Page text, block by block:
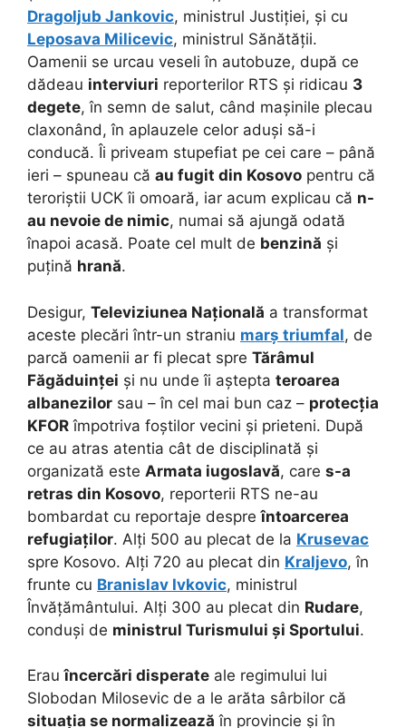
Dragoljub Jankovic, ministrul Justiției, și cu
Leposava Milicevic, ministrul Sănătății.
Oamenii se urcau veseli în autobuze, după ce
dădeau interviuri reporterilor RTS și ridicau 3
degete, în semn de salut, când mașinile plecau
claxonând, în aplauzele celor aduși să-i
conducă. Îi priveam stupefiat pe cei care – până
ieri – spuneau că au fugit din Kosovo pentru că
teroriștii UCK îi omoară, iar acum explicau că n-
au nevoie de nimic, numai să ajungă odată
înapoi acasă. Poate cel mult de benzină și
puțină hrană.
Desigur, Televiziunea Națională a transformat
aceste plecări într-un straniu marș triumfal, de
parcă oamenii ar fi plecat spre Tărâmul
Făgăduinței și nu unde îi aștepta teroarea
albanezilor sau – în cel mai bun caz – protecția
KFOR împotriva foștilor vecini și prieteni. După
ce au atras atentia cât de disciplinată și
organizată este Armata iugoslavă, care s-a
retras din Kosovo, reporterii RTS ne-au
bombardat cu reportaje despreîntoarcerea
refugiaților. Alți 500 au plecat de la Krusevac
spre Kosovo. Alți 720 au plecat din Kraljevo, în
frunte cu Branislav Ivkovic, ministrul
Învățământului. Alți 300 au plecat din Rudare,
conduși de ministrul Turismului și Sportului.
Erauîncercări disperate ale regimului lui
Slobodan Milosevic de a le arăta sârbilor că
situația se normalizează în provincie și în